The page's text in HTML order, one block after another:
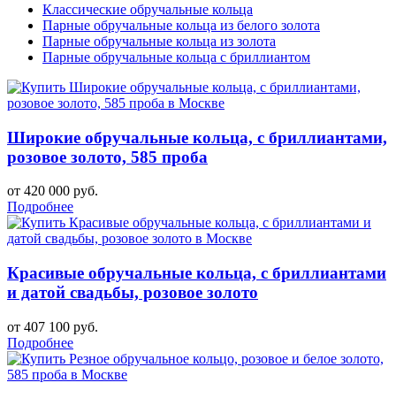
Классические обручальные кольца
Парные обручальные кольца из белого золота
Парные обручальные кольца из золота
Парные обручальные кольца с бриллиантом
Широкие обручальные кольца, с бриллиантами,
розовое золото, 585 проба
от 420 000 руб.
Подробнее
Красивые обручальные кольца, с бриллиантами
и датой свадьбы, розовое золото
от 407 100 руб.
Подробнее